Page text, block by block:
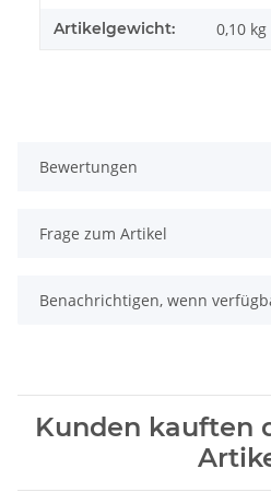
Artikelgewicht: 0,10 kg
Bewertungen
Frage zum Artikel
Benachrichtigen, wenn
Kunden kauften